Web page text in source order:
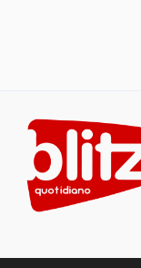
content